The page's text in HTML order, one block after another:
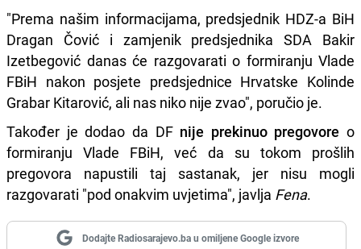
"Prema našim informacijama, predsjednik HDZ-a BiH
Dragan Čović i zamjenik predsjednika SDA Bakir
Izetbegović danas će razgovarati o formiranju Vlade
FBiH nakon posjete predsjednice Hrvatske Kolinde
Grabar Kitarović, ali nas niko nije zvao", poručio je.
Također je dodao da DF nije prekinuo pregovore o
formiranju Vlade FBiH, već da su tokom prošlih
pregovora napustili taj sastanak, jer nisu mogli
razgovarati "pod onakvim uvjetima", javlja Fena.
Dodajte Radiosarajevo.ba u omiljene Google izvore